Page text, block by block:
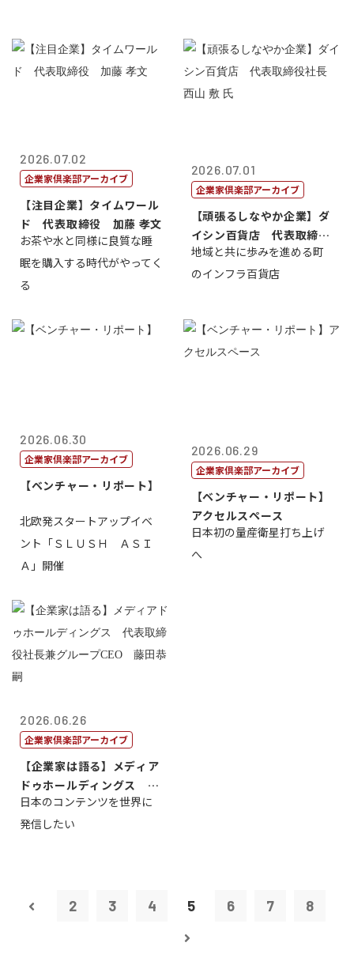
2026.07.02
企業家倶楽部アーカイブ
【注目企業】タイムワール
ド 代表取締役 加藤 孝文
お茶や水と同様に良質な睡
眠を購入する時代がやってく
る
2026.07.01
企業家倶楽部アーカイブ
【頑張るしなやか企業】ダ
イシン百貨店 代表取締役
社長 西山 ...
地域と共に歩みを進める町
のインフラ百貨店
2026.06.30
企業家倶楽部アーカイブ
【ベンチャー・リポート】
北欧発スタートアップイベ
ント「ＳＬＵＳＨ ＡＳＩ
Ａ」開催
2026.06.29
企業家倶楽部アーカイブ
【ベンチャー・リポート】
アクセルスペース
日本初の量産衛星打ち上げ
へ
2026.06.26
企業家倶楽部アーカイブ
【企業家は語る】メディア
ドゥホールディングス 代
表取締役社長...
日本のコンテンツを世界に
発信したい
2 3 4 5 6 7 8